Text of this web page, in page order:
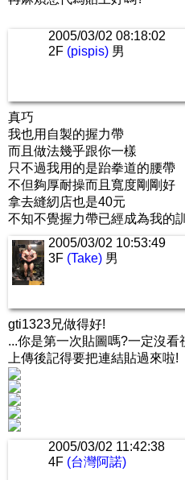
2005/03/02 08:18:02
2F (pispis) 男
真巧
我也用自製的握力帶
而且做法幾乎跟你一樣
只不過我用的是跆拳道的腰帶
不但夠厚耐操而且寬度剛剛好
拿去縫紉店也是40元
不知不覺握力帶已經成為我的
2005/03/02 10:53:49
3F (Take) 男
gti1323兄做得好!
...你是第一次貼圖嗎?一定沒
上傳後記得要把連結貼過來啦!
2005/03/02 11:42:38
4F (台灣阿諾)